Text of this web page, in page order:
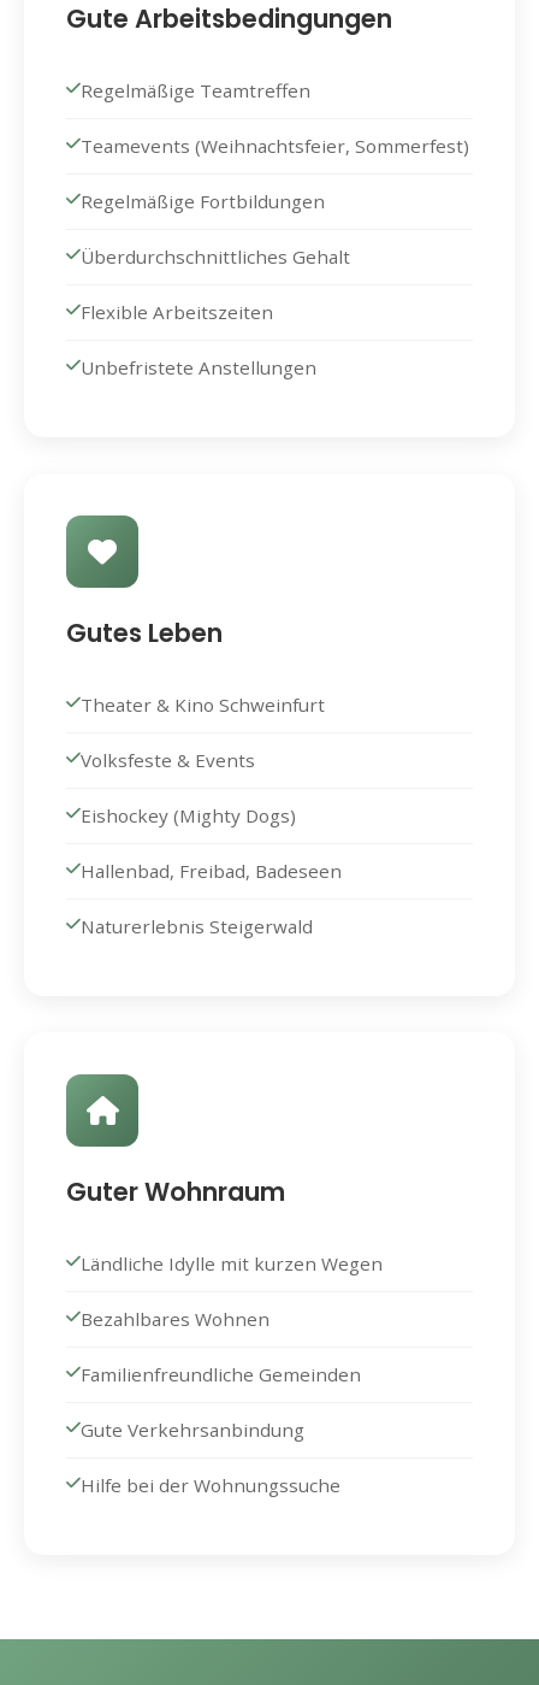
Gute Arbeitsbedingungen
Regelmäßige Teamtreffen
Teamevents (Weihnachtsfeier, Sommerfest)
Regelmäßige Fortbildungen
Überdurchschnittliches Gehalt
Flexible Arbeitszeiten
Unbefristete Anstellungen
Gutes Leben
Theater & Kino Schweinfurt
Volksfeste & Events
Eishockey (Mighty Dogs)
Hallenbad, Freibad, Badeseen
Naturerlebnis Steigerwald
Guter Wohnraum
Ländliche Idylle mit kurzen Wegen
Bezahlbares Wohnen
Familienfreundliche Gemeinden
Gute Verkehrsanbindung
Hilfe bei der Wohnungssuche